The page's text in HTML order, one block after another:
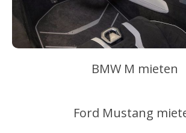
BMW M mieten
Ford Mustang